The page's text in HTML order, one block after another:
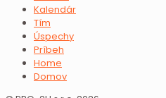
Kalendár
Tím
Úspechy
Príbeh
Home
Domov